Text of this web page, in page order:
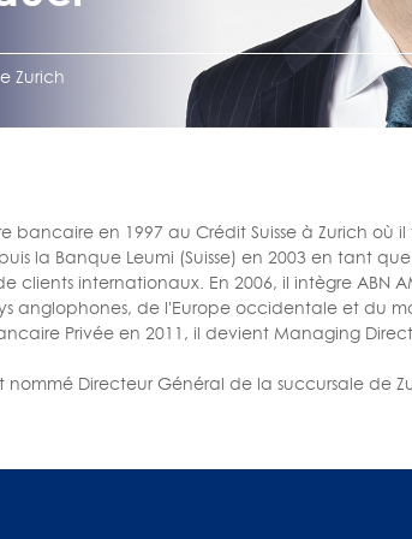
Zurich
bancaire en 1997 au Crédit Suisse à Zurich où il
la Banque Leumi (Suisse) en 2003 en tant
internationaux. En 2006, il intègre ABN
anglophones, de l'Europe occidentale et du
Privée en 2011, il devient Managing
nommé Directeur Général de la succursale de